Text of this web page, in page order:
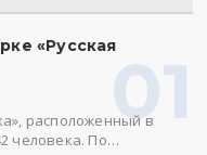
01
«Русская
расположенный в
человека. По…